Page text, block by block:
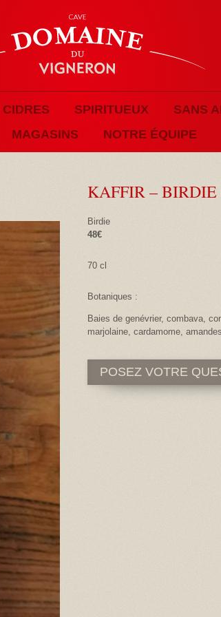
SPIRITUEUX SANS
MAGASINS NOTRE ÉQUIPE
KAFFIR –
Birdie
48€
70 cl
Botaniques :
Baies de genévrier, combava,
marjolaine, cardamome, amandes.
POSEZ VOTRE